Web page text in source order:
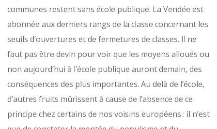
communes restent sans école publique. La Vendée est
abonnée aux derniers rangs de la classe concernant les
seuils d’ouvertures et de fermetures de classes. Il ne
faut pas être devin pour voir que les moyens alloués ou
non aujourd’hui à l’école publique auront demain, des
conséquences des plus importantes. Au delà de l’école,
d’autres fruits mûrissent à cause de l’absence de ce
principe chez certains de nos voisins européens : il n’est